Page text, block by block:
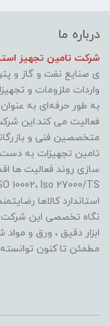
درباره ما
شرکت تامین تجهیز
ی صنایع نفت و گاز و
واردات ملزومات و
به طور حرفه‌ای به
فعالیت می کند.این
متخصصین فنی و
تامین تجهیزات به
استاندارد کالاها
نگاه تخصصی این شرکت
ابزار دقیق ، ورق و
مطمئن تا کنون توانسته